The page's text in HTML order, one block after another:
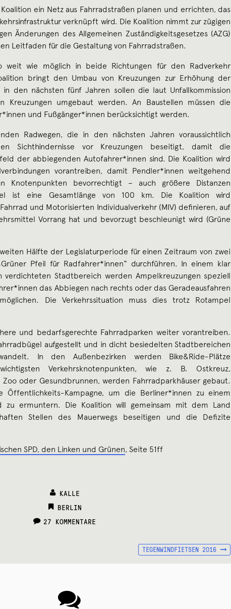
ein Netz aus Fahrradstraßen planen und errichten, das
verknüpft wird. Die Koalition nimmt zur zügigen
Änderungen des Allgemeinen Zuständigkeitsgesetzes (AZG)
Leitfaden für die Gestaltung von Fahrradstraßen.
weit wie möglich in beide Richtungen für den Radverkehr
bringt den Umbau von Kreuzungen zur Erhöhung der
in den nächsten fünf Jahren sollen die laut Unfallkommission
Kreuzungen umgebaut werden. An Baustellen müssen die
und Fußgänger*innen berücksichtigt werden.
Radwegen, die in den nächsten Jahren voraussichtlich
Sichthindernisse vor Kreuzungen beseitigt, damit die
der abbiegenden Autofahrer*innen sind. Die Koalition wird
vorantreiben, damit Pendler*innen weitgehend
Knotenpunkten bevorrechtigt – auch größere Distanzen
ist eine Gesamtlänge von 100 km. Die Koalition wird
und Motorisierten Individualverkehr (MIV) definieren, auf
Vorrang hat und bevorzugt beschleunigt wird (Grüne
Hälfte der Legislaturperiode für einen Zeitraum von zwei
Pfeil für Radfahrer*innen“ durchführen. In einem klar
verdichteten Stadtbereich werden Ampelkreuzungen speziell
das Abbiegen nach rechts oder das Geradeausfahren
Die Verkehrssituation muss dies trotz Rotampel
und bedarfsgerechte Fahrradparken weiter vorantreiben.
aufgestellt und in dicht besiedelten Stadtbereichen
In den Außenbezirken werden Bike&Ride-Plätze
Verkehrsknotenpunkten, wie z. B. Ostkreuz,
oder Gesundbrunnen, werden Fahrradparkhäuser gebaut.
Öffentlichkeits-Kampagne, um die Berliner*innen zu einem
zu ermuntern. Die Koalition will gemeinsam mit dem Land
Stellen des Mauerwegs beseitigen und die Defizite
SPD, den Linken und Grünen, Seite 51ff
KALLE
CATEGORIES:
BERLIN
27 KOMMENTARE
NÄCHSTER
BEITRAG:
TEGENWINDFIETSEN 2016